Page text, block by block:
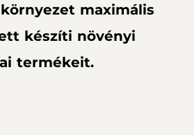
maximális
készíti növényi
termékeit.